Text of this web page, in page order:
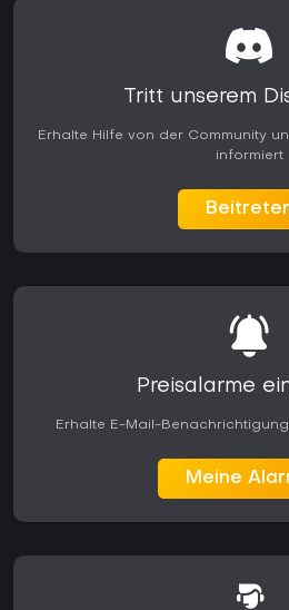
Tritt unserem
Erhalte Hilfe von der Community
informiert
Preisalarme
Erhalte E-Mail-
Meine